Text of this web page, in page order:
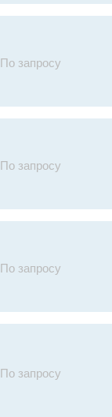
По запросу
По запросу
По запросу
По запросу